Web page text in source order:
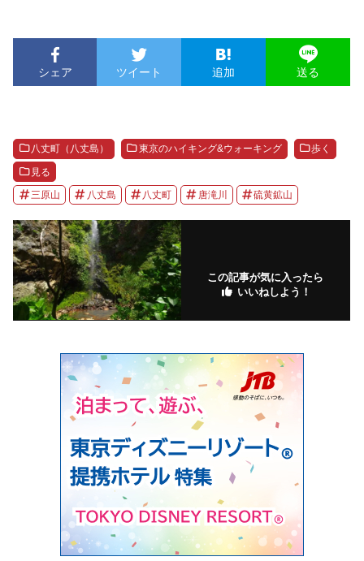
シェア ツイート 追加 送る
八丈町（八丈島） 東京のハイキング&ウォーキング 歩く
見る
三原山 八丈島 八丈町 唐滝川 硫黄鉱山
この記事が気に入ったら
いいねしよう！